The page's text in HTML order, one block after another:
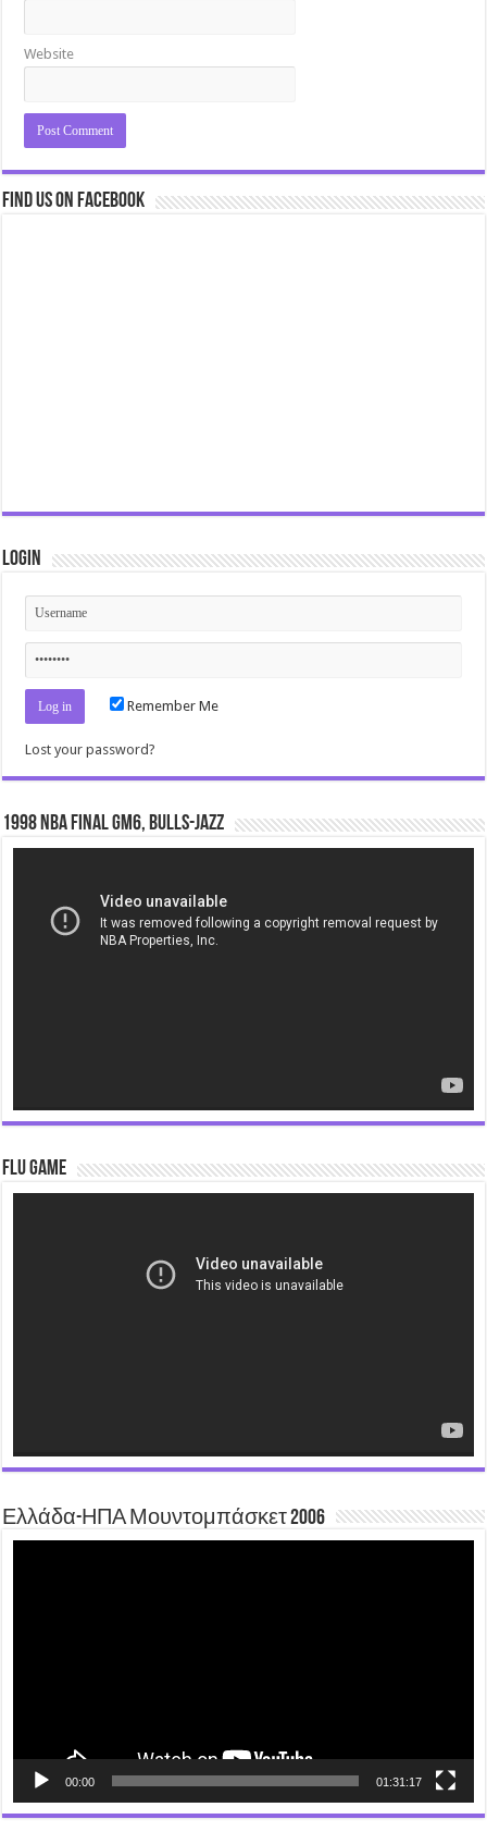
Website
Find us on Facebook
Login
Remember Me
Lost your password?
1998 NBA Final gm6, Bulls-Jazz
Flu Game
Ελλάδα-ΗΠΑ Μουντομπάσκετ 2006
00:00 01:31:17